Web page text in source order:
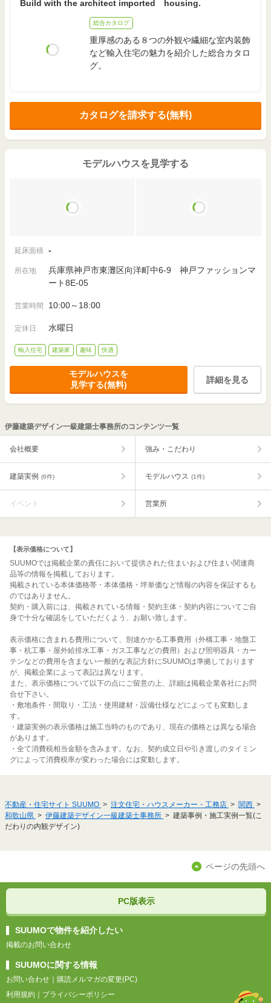
Build with the architect imported housing.
総合カタログ
重厚感のある８つの外観や繊細な室内装飾
など輸入住宅の魅力を紹介した総合カタロ
グ。
カタログを請求する(無料)
モデルハウスを見学する
延床面積 -
所在地
兵庫県神戸市東灘区向洋町中6-9 神戸ファッションマ
ート8E-05
営業時間 10:00～18:00
定休日 水曜日
輸入住宅 建築家 趣味 快適
モデルハウスを
見学する(無料)
詳細を見る
伊藤建築デザイン一級建築士事務所のコンテンツ一覧
会社概要 強み・こだわり
建築実例 (6件) モデルハウス (1件)
イベント 営業所
【表示価格について】
SUUMOでは掲載企業の責任において提供された住まいおよび住まい関連商
品等の情報を掲載しております。
掲載されている本体価格帯・本体価格・坪単価など情報の内容を保証するも
のではありません。
契約・購入前には、掲載されている情報・契約主体・契約内容についてご自
身で十分な確認をしていただくよう、お願い致します。
表示価格に含まれる費用について、別途かかる工事費用（外構工事・地盤工
事・杭工事・屋外給排水工事・ガス工事などの費用）および照明器具・カー
テンなどの費用を含まない一般的な表記方針にSUUMOは準拠しております
が、掲載企業によって表記は異なります。
また、表示価格について以下の点にご留意の上、詳細は掲載企業各社にお問
合せ下さい。
・敷地条件・間取り・工法・使用建材・設備仕様などによっても変動しま
す。
・建築実例の表示価格は施工当時のものであり、現在の価格とは異なる場合
があります。
・全て消費税相当金額を含みます。なお、契約成立日や引き渡しのタイミン
グによって消費税率が変わった場合には変動します。
不動産・住宅サイト SUUMO 注文住宅・ハウスメーカー・工務店
関西
和歌山県
伊藤建築デザイン一級建築士事務所
建築事例・施工実例一覧(こ
だわりの内観デザイン)
ページの先頭へ
PC版表示
SUUMOで物件を紹介したい
掲載のお問い合わせ
SUUMOに関する情報
お問い合わせ
購読メルマガの変更(PC)
利用規約
プライバシーポリシー